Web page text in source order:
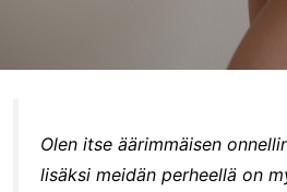
Olen itse äärimmäisen
lisäksi meidän perheellä on